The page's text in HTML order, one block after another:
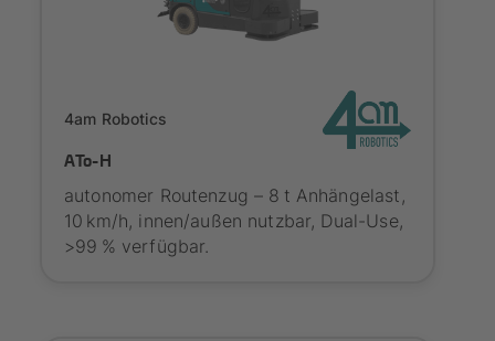
4am Robotics
ATo-H
autonomer Routenzug – 8 t Anhängelast,
10 km/h, innen/außen nutzbar, Dual-Use,
>99 % verfügbar.